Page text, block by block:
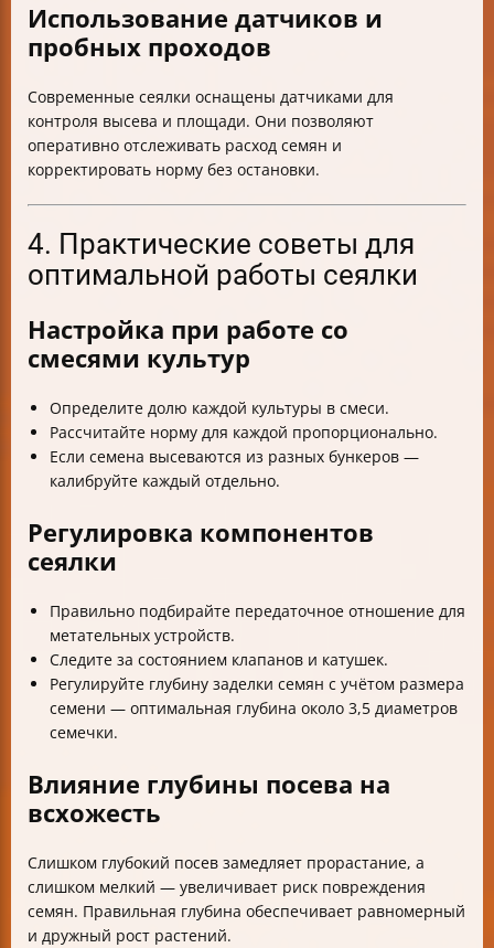
Использование датчиков и
пробных проходов
Современные сеялки оснащены датчиками для
контроля высева и площади. Они позволяют
оперативно отслеживать расход семян и
корректировать норму без остановки.
4. Практические советы для
оптимальной работы сеялки
Настройка при работе со
смесями культур
Определите долю каждой культуры в смеси.
Рассчитайте норму для каждой пропорционально.
Если семена высеваются из разных бункеров —
калибруйте каждый отдельно.
Регулировка компонентов
сеялки
Правильно подбирайте передаточное отношение для
метательных устройств.
Следите за состоянием клапанов и катушек.
Регулируйте глубину заделки семян с учётом размера
семени — оптимальная глубина около 3,5 диаметров
семечки.
Влияние глубины посева на
всхожесть
Слишком глубокий посев замедляет прорастание, а
слишком мелкий — увеличивает риск повреждения
семян. Правильная глубина обеспечивает равномерный
и дружный рост растений.